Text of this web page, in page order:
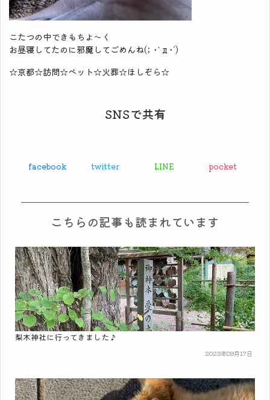
こたつの中できもちよ〜く
お昼寝してたのに邪魔してごめんね(; ･`д･´)
☆京都☆訪問☆ペット☆火葬☆ほしぞら☆
SNSで共有
facebook twitter LINE pocket
こちらの記事も読まれています
梨木神社に行ってきました♪
2023年09月17日